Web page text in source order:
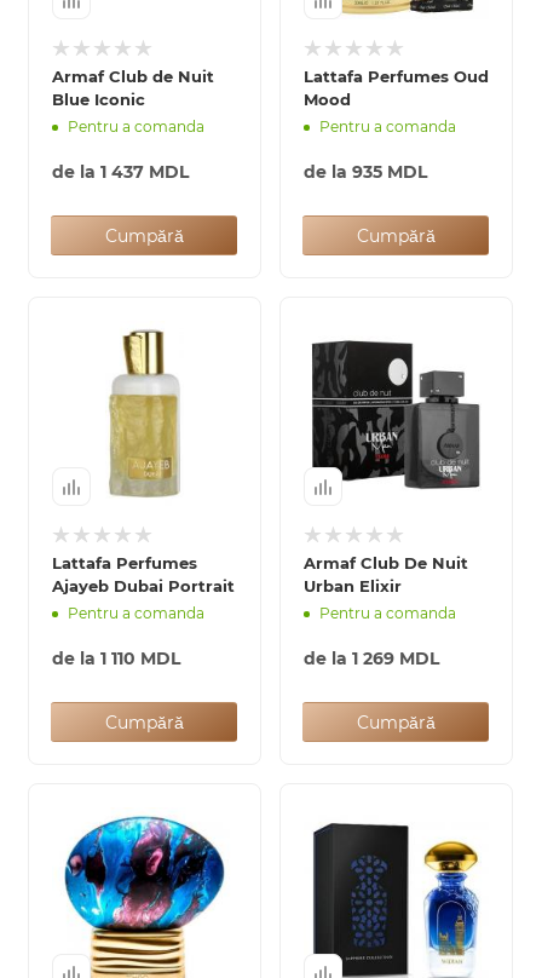
Armaf Club de Nuit
Blue Iconic
Pentru a comanda
de la 1 437 MDL
Cumpără
Lattafa Perfumes Oud
Mood
Pentru a comanda
de la 935 MDL
Cumpără
Lattafa Perfumes
Ajayeb Dubai Portrait
Pentru a comanda
de la 1 110 MDL
Cumpără
Armaf Club De Nuit
Urban Elixir
Pentru a comanda
de la 1 269 MDL
Cumpără